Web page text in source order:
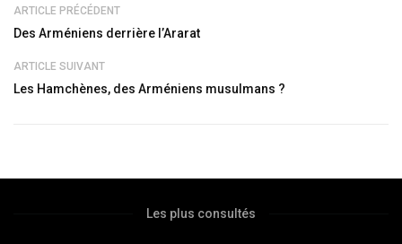
ARTICLE PRÉCÉDENT
Des Arméniens derrière l’Ararat
ARTICLE SUIVANT
Les Hamchènes, des Arméniens musulmans ?
Les plus consultés